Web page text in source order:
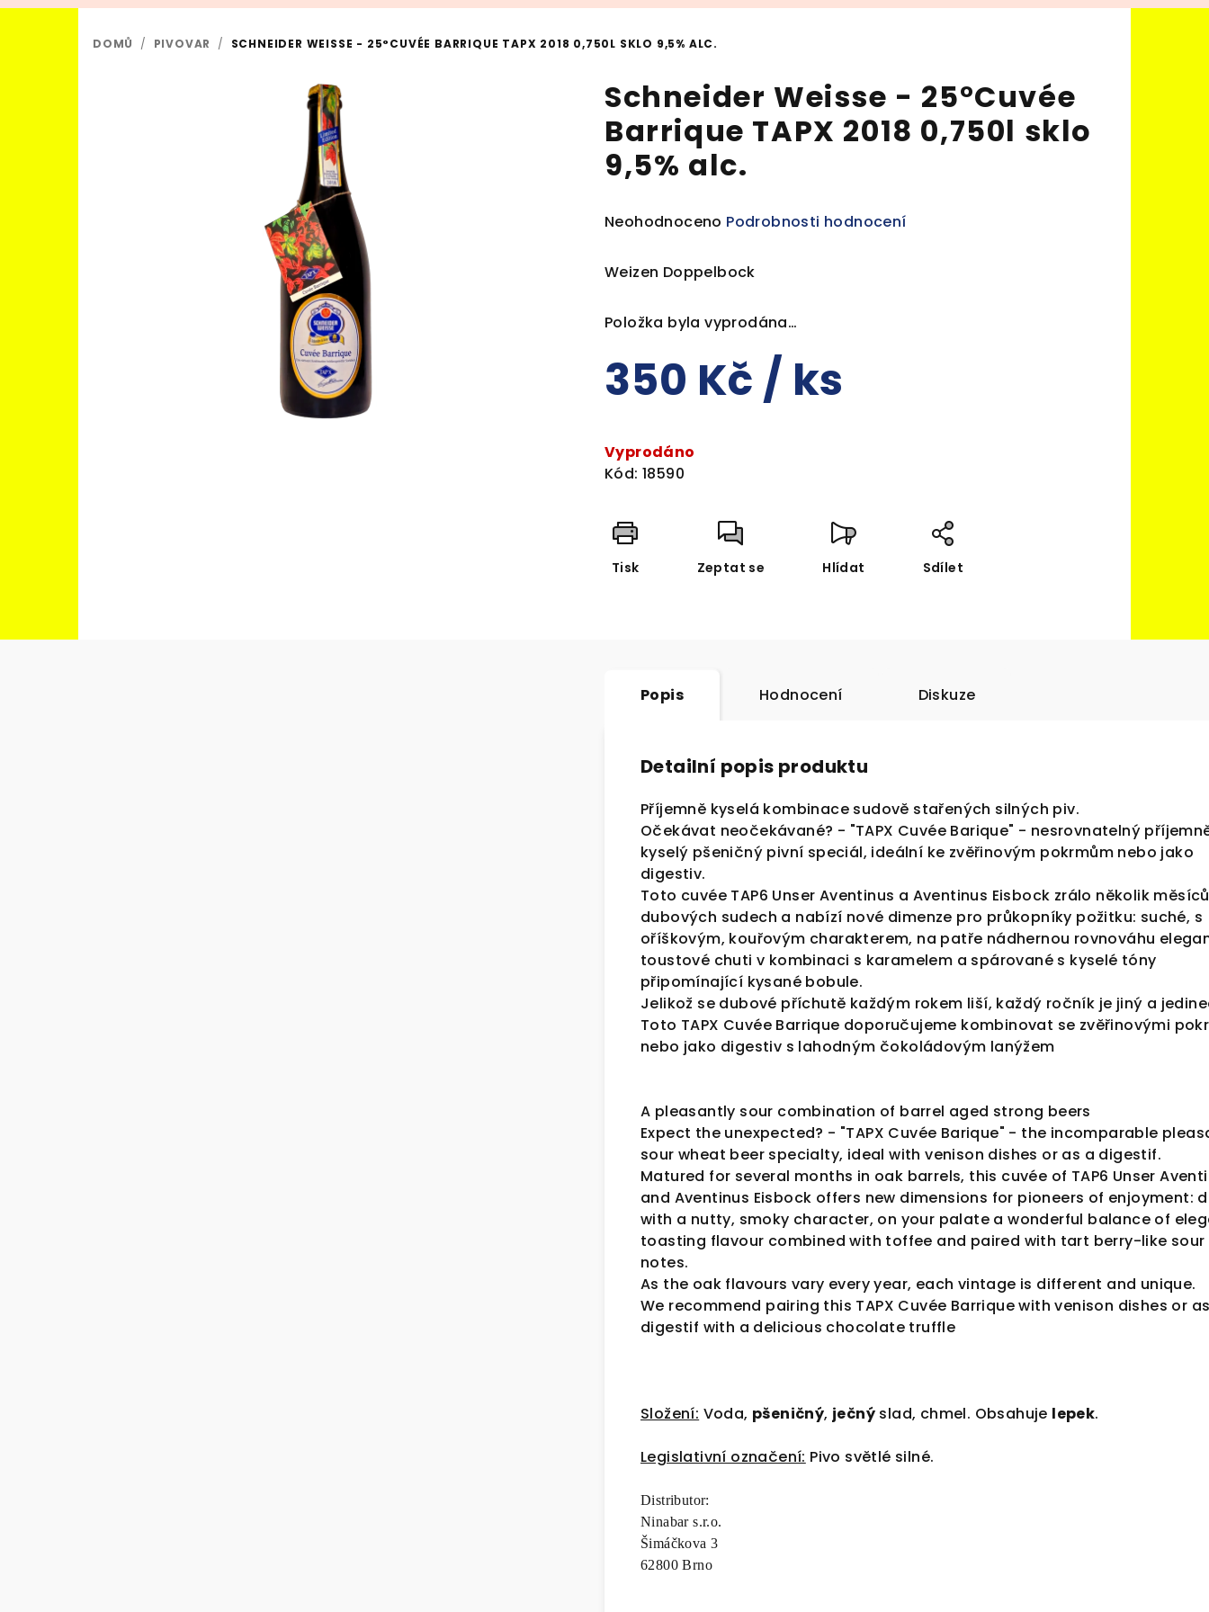
DOMŮ / PIVOVAR / SCHNEIDER WEISSE - 25°CUVÉE BARRIQUE TAPX 2018 0,750L SKLO 9,5% ALC.
Schneider Weisse - 25°Cuvée
Barrique TAPX 2018 0,750l sklo
9,5% alc.
Průměrné
produktu
z
hvězdiček.
Neohodnoceno Podrobnosti hodnocení
Weizen Doppelbock
Položka byla vyprodána…
350 Kč / ks
cena:
Vyprodáno
Kód: 18590
Tisk Zeptat se Hlídat Sdílet
Popis Hodnocení Diskuze
Detailní popis produktu
Příjemně kyselá kombinace sudově stařených silných piv.
Očekávat neočekávané? - "TAPX Cuvée Barique" - nesrovnatelný
kyselý pšeničný pivní speciál, ideální ke zvěřinovým pokrmům nebo jako
digestiv.
Toto cuvée TAP6 Unser Aventinus a Aventinus Eisbock zrálo několik
dubových sudech a nabízí nové dimenze pro průkopníky požitku: suché, s
oříškovým, kouřovým charakterem, na patře nádhernou rovnováhu
toustové chuti v kombinaci s karamelem a spárované s kyselé tóny
připomínající kysané bobule.
Jelikož se dubové příchutě každým rokem liší, každý ročník je jiný a
Toto TAPX Cuvée Barrique doporučujeme kombinovat se zvěřinovými
nebo jako digestiv s lahodným čokoládovým lanýžem
A pleasantly sour combination of barrel aged strong beers
Expect the unexpected? - "TAPX Cuvée Barique" - the incomparable
sour wheat beer specialty, ideal with venison dishes or as a digestif.
Matured for several months in oak barrels, this cuvée of TAP6 Unser
and Aventinus Eisbock offers new dimensions for pioneers of enjoyment:
with a nutty, smoky character, on your palate a wonderful balance of
toasting flavour combined with toffee and paired with tart berry-like sour
notes.
As the oak flavours vary every year, each vintage is different and unique.
We recommend pairing this TAPX Cuvée Barrique with venison dishes or
digestif with a delicious chocolate truffle
Složení: Voda, pšeničný, ječný slad, chmel. Obsahuje lepek.
Legislativní označení: Pivo světlé silné.
Distributor:
Ninabar s.r.o.
Šimáčkova 3
62800 Brno